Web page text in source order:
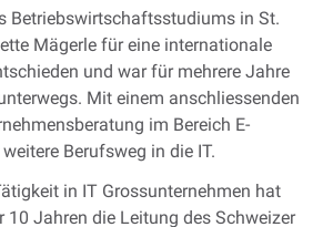
Betriebswirtschaftsstudiums in St.
Mägerle für eine internationale
und war für mehrere Jahre
Mit einem anschliessenden
im Bereich E-
Berufsweg in die IT.
in IT Grossunternehmen hat
10 Jahren die Leitung des Schweizer